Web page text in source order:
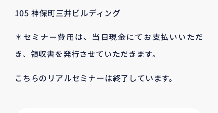
105 神保町三井ビルディング
＊セミナー費用は、当日現金にてお支払いいただ
き、領収書を発行させていただきます。
こちらのリアルセミナーは終了しています。